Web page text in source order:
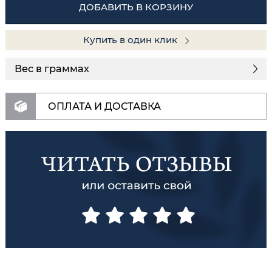
ДОБАВИТЬ В КОРЗИНУ
Купить в один клик
Вес в граммах
ОПЛАТА И ДОСТАВКА